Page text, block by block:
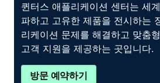
퀸터스 애플리케이션 센터는 세
파하고 고유한 제품을 전시하는
리케이션 문제를 해결하고 맞춤
고객 지원을 제공하는 곳입니다.
방문 예약하기